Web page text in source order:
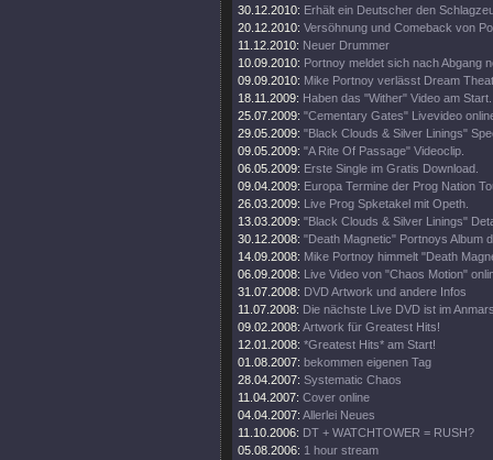
30.12.2010: Erhält ein Deutscher den
20.12.2010: Versöhnung und Comeback von
11.12.2010: Neuer Drummer
10.09.2010: Portnoy meldet sich nach Abgang
09.09.2010: Mike Portnoy verlässt Dream
18.11.2009: Haben das "Wither" Video am Start.
25.07.2009: "Cementary Gates" Livevideo
29.05.2009: "Black Clouds & Silver Linings"
09.05.2009: "A Rite Of Passage" Videoclip.
06.05.2009: Erste Single im Gratis Download.
09.04.2009: Europa Termine der Prog Nation
26.03.2009: Live Prog Spketakel mit Opeth.
13.03.2009: "Black Clouds & Silver Linings"
30.12.2008: "Death Magnetic" Portnoys Album
14.09.2008: Mike Portnoy himmelt "Death
06.09.2008: Live Video von "Chaos Motion"
31.07.2008: DVD Artwork und andere Infos
11.07.2008: Die nächste Live DVD ist im
09.02.2008: Artwork für Greatest Hits!
12.01.2008: *Greatest Hits* am Start!
01.08.2007: bekommen eigenen Tag
28.04.2007: Systematic Chaos
11.04.2007: Cover online
04.04.2007: Allerlei Neues
11.10.2006: DT + WATCHTOWER = RUSH?
05.08.2006: 1 hour stream